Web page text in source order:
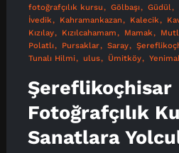
fotoğrafçılık kursu
Gölbaşı Güdül
İvedik
Kahramankazan Kalecik
Kızılay
Kızılcahamam Mamak
Polatlı
Pursaklar Saray
Tunalı Hilmi
ulus Ümitköy
Şereflikoçhisar
Fotoğrafçılık
Sanatlara